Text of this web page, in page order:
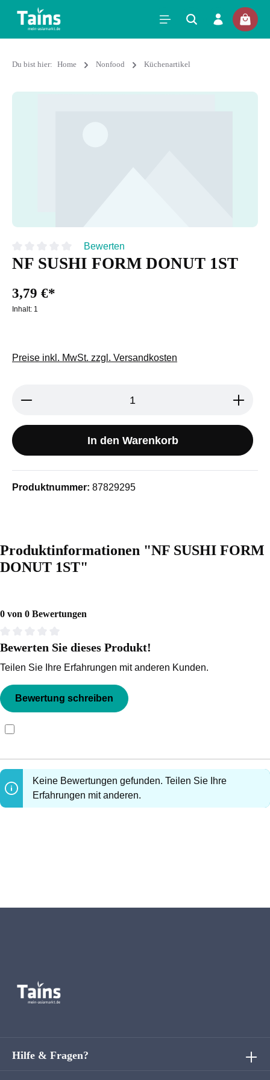
Du bist hier: Home Nonfood Küchenartikel
Durchschnittliche Bewertung von 0 von 5 Sternen
Bewerten
NF SUSHI FORM DONUT 1ST
3,79 €*
Inhalt: 1
Preise inkl. MwSt. zzgl. Versandkosten
Produkt Anzahl: Gib den
In den Warenkorb
Produktnummer: 87829295
Produktinformationen "NF SUSHI FORM
DONUT 1ST"
0 von 0 Bewertungen
Durchschnittliche Bewertung von 0 von 5 Sternen
Bewerten Sie dieses Produkt!
Teilen Sie Ihre Erfahrungen mit anderen Kunden.
Bewertung schreiben
Keine Bewertungen gefunden. Teilen Sie Ihre
Erfahrungen mit anderen.
Hilfe & Fragen?